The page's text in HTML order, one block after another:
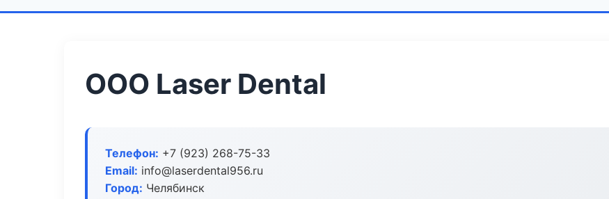
ООО Laser Dental
Телефон: +7 (923) 268-75-33
Email: info@laserdental956.ru
Город: Челябинск